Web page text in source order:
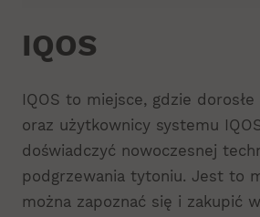
IQOS
IQOS to miejsce, gdzie
oraz użytkownicy systemu
doświadczyć nowoczesnej
podgrzewania tytoniu. Jest to
można zapoznać się i zakupić